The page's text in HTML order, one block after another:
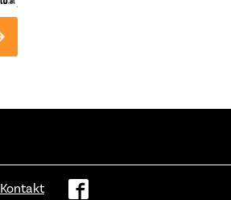
Kontakt